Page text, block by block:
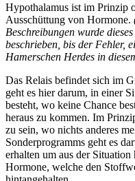
Hypothalamus ist im Prinzip
Ausschüttung von Hormone.
Beschreibungen wurde
beschrieben, bis der Fehler,
Hamerschen Herdes in
Das Relais befindet sich im
geht es hier darum, in einer
besteht, wo keine Chance
heraus zu kommen. Im
zu sein, wo nichts anderes
Sonderprogramms geht es
erhalten um aus der
Hormone, welche den